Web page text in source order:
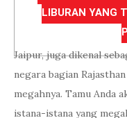
LIBURAN YANG
Jaipur, juga dikenal
negara bagian
megahnya. Tamu Anda
istana-istana yang